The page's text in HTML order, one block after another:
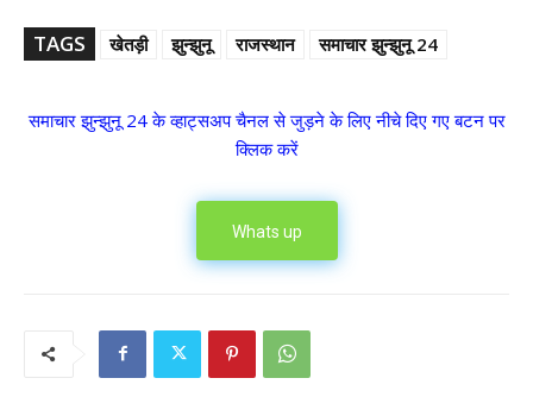
TAGS खेतड़ी झुन्झुनू राजस्थान समाचार झुन्झुनू 24
समाचार झुन्झुनू 24 के व्हाट्सअप चैनल से जुड़ने के लिए नीचे दिए गए बटन पर
क्लिक करें
Whats up